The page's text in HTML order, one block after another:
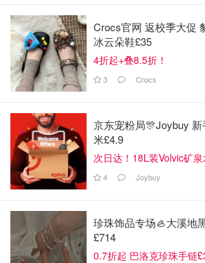
Crocs官网 返校季大促
冰云朵鞋£35
4折起+叠8.5折！
3 Crocs
京东宠粉局🎊Joybuy
米£4.9
次日达！18L装Volvic矿泉
4 Joybuy
珍珠饰品专场🦪大溪地
£714
0.7折起 巴洛克珍珠手链